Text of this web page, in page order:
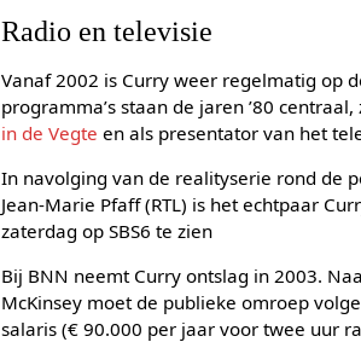
Radio en televisie
Vanaf 2002 is Curry weer regelmatig op
programma’s staan de jaren ’80
in de Vegte en als presentator van het
In navolging van de realityserie rond de
Jean-Marie Pfaff (RTL) is het echtpaar
zaterdag op SBS6 te zien
Bij BNN neemt Curry ontslag in 2003.
McKinsey moet de publieke omroep
salaris (€ 90.000 per jaar voor twee uur